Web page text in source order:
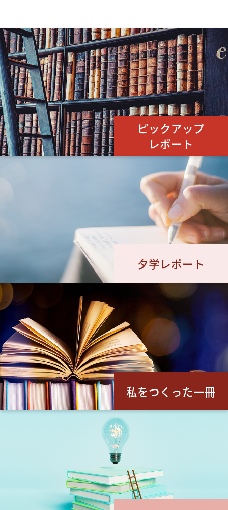
ピックアップ
レポート
夕学レポート
私をつくった一冊